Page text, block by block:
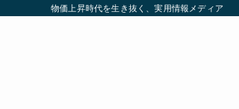
物価上昇時代を生き抜く、実用情報メディア